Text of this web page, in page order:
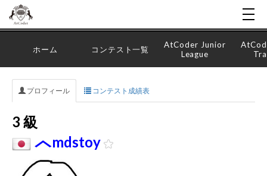
ホーム コンテスト一覧
AtCoder Junior
League
プロフィール コンテスト成績表
3 級
mdstoy